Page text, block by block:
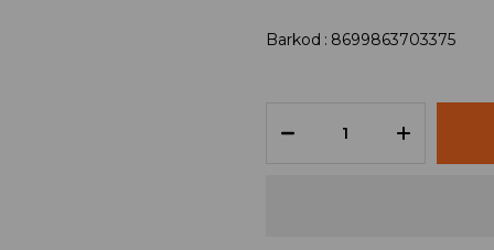
Barkod : 8699863703375